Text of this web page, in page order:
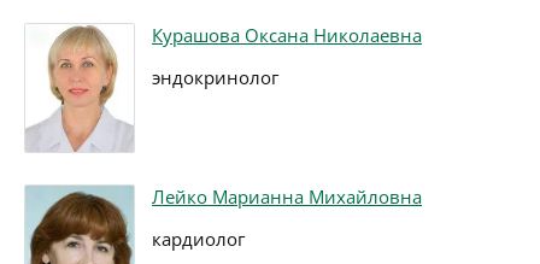
Курашова Оксана Николаевна
эндокринолог
Лейко Марианна Михайловна
кардиолог